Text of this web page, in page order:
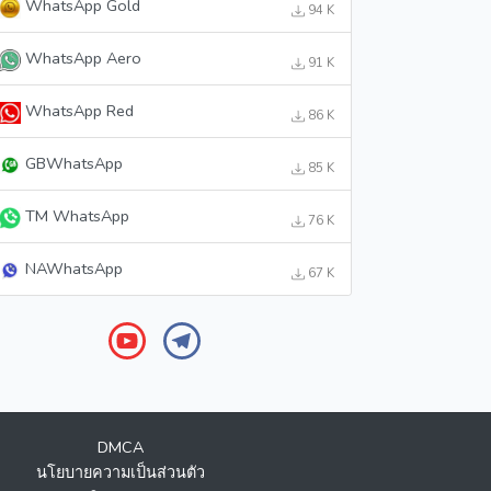
WhatsApp Gold 94 K
WhatsApp Aero 91 K
WhatsApp Red 86 K
GBWhatsApp 85 K
TM WhatsApp 76 K
NAWhatsApp 67 K
DMCA
นโยบายความเป็นส่วนตัว